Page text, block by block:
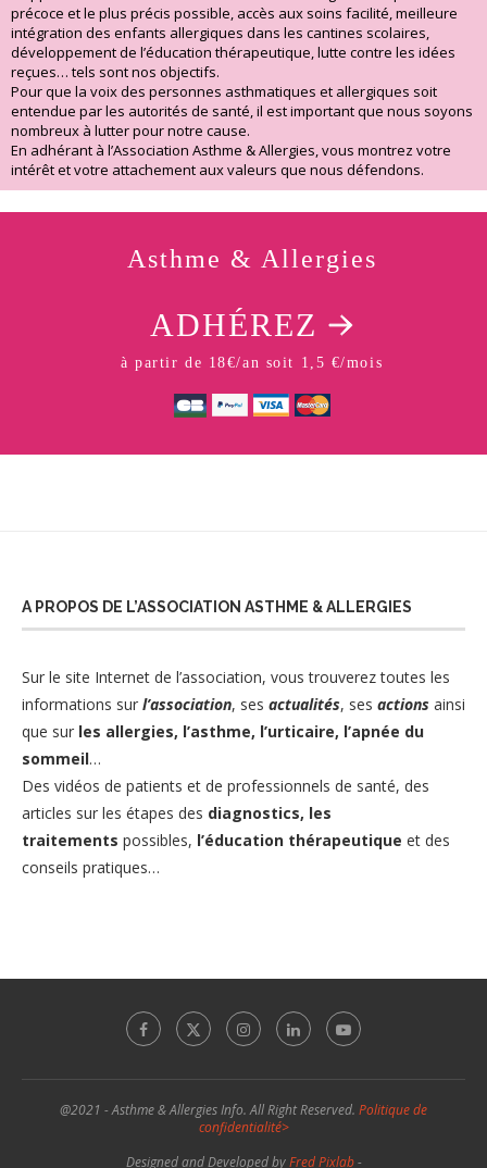
précoce et le plus précis possible, accès aux soins facilité, meilleure
intégration des enfants allergiques dans les cantines scolaires,
développement de l’éducation thérapeutique, lutte contre les idées
reçues… tels sont nos objectifs.
Pour que la voix des personnes asthmatiques et allergiques soit
entendue par les autorités de santé, il est important que nous soyons
nombreux à lutter pour notre cause.
En adhérant à l’Association Asthme & Allergies, vous montrez votre
intérêt et votre attachement aux valeurs que nous défendons.
Asthme & Allergies
ADHÉREZ
à partir de 18€/an soit 1,5 €/mois
A PROPOS DE L’ASSOCIATION ASTHME & ALLERGIES
Sur le site Internet de l’association, vous trouverez toutes les
informations sur l’association, ses actualités, ses actions ainsi
que sur les allergies, l’asthme, l’urticaire, l’apnée du
sommeil…
Des vidéos de patients et de professionnels de santé, des
articles sur les étapes des diagnostics, les
traitements possibles, l’éducation thérapeutique et des
conseils pratiques…
@2021 - Asthme & Allergies Info. All Right Reserved. Politique de
confidentialité>
Designed and Developed byFred Pixlab-